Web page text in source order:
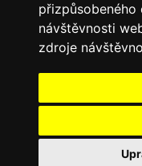
přizpůsobeného
návštěvnosti
zdroje